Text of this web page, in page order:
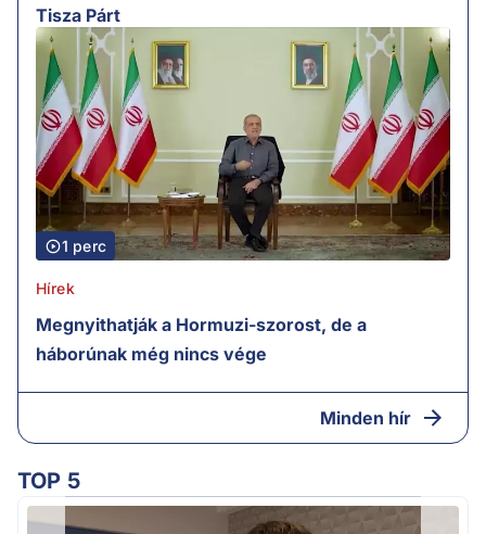
Tisza Párt
1 perc
Hírek
Megnyithatják a Hormuzi-szorost, de a
háborúnak még nincs vége
Minden hír
TOP 5